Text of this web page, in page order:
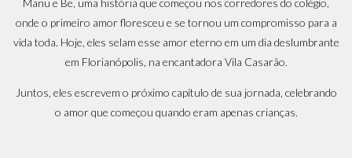
Manu e Be, uma história que começou nos corredores do colégio,
onde o primeiro amor floresceu e se tornou um compromisso para a
vida toda. Hoje, eles selam esse amor eterno em um dia deslumbrante
em Florianópolis, na encantadora Vila Casarão.
Juntos, eles escrevem o próximo capítulo de sua jornada, celebrando
o amor que começou quando eram apenas crianças.